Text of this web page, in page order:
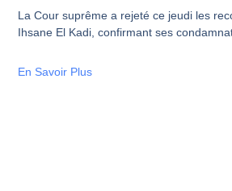
La Cour suprême a rejeté ce jeudi les
Ihsane El Kadi, confirmant ses
En Savoir Plus